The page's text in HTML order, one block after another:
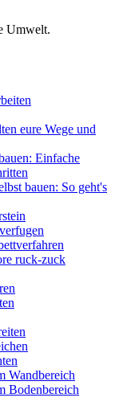
Umwelt.
eure Wege und
Einfache
bauen: So geht's
ruck-zuck
Wandbereich
Bodenbereich